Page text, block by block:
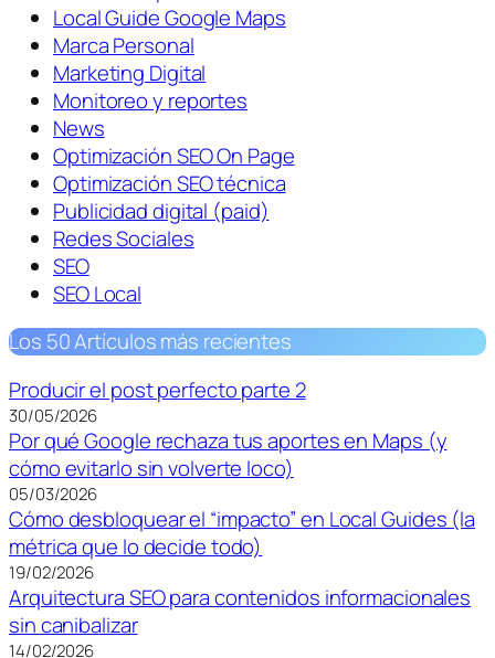
Local Guide Google Maps
Marca Personal
Marketing Digital
Monitoreo y reportes
News
Optimización SEO On Page
Optimización SEO técnica
Publicidad digital (paid)
Redes Sociales
SEO
SEO Local
Los 50 Artículos más recientes
Producir el post perfecto parte 2
30/05/2026
Por qué Google rechaza tus aportes en Maps (y
cómo evitarlo sin volverte loco)
05/03/2026
Cómo desbloquear el “impacto” en Local Guides (la
métrica que lo decide todo)
19/02/2026
Arquitectura SEO para contenidos informacionales
sin canibalizar
14/02/2026